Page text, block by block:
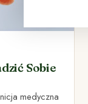
Sobie
medyczna